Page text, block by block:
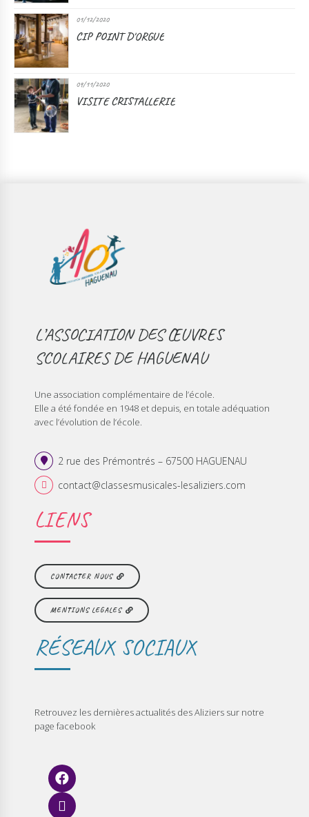
01/12/2020
CIP POINT D'ORGUE
09/11/2020
VISITE CRISTALLERIE
L’ASSOCIATION DES ŒUVRES
SCOLAIRES DE HAGUENAU
Une association complémentaire de l’école.
Elle a été fondée en 1948 et depuis, en totale adéquation
avec l’évolution de l‘école.
2 rue des Prémontrés – 67500 HAGUENAU
contact@classesmusicales-lesaliziers.com
LIENS
CONTACTER NOUS
MENTIONS LEGALES
RÉSEAUX SOCIAUX
Retrouvez les dernières actualités des Aliziers sur notre
page facebook